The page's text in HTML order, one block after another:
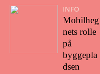
INFO
Mobilheg
nets rolle
på
byggepla
dsen